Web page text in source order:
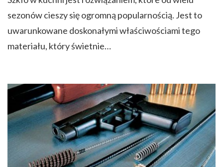
sezonów cieszy się ogromną popularnością. Jest to
uwarunkowane doskonałymi właściwościami tego
materiału, który świetnie…